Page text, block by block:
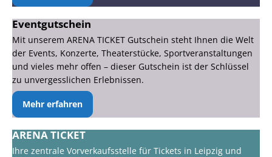
Eventgutschein
Mit unserem ARENA TICKET Gutschein steht Ihnen die Welt
der Events, Konzerte, Theaterstücke, Sportveranstaltungen
und vieles mehr offen – dieser Gutschein ist der Schlüssel
zu unvergesslichen Erlebnissen.
Mehr erfahren
ARENA TICKET
Ihre zentrale Vorverkaufsstelle für Tickets in Leipzig und